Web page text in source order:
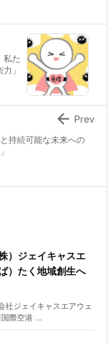
私た
」
持続可能な未来への
 Prev
）ジェイキャスエ
）たく地域創生へ
ジェイキャスエアウェ
際空港 ...